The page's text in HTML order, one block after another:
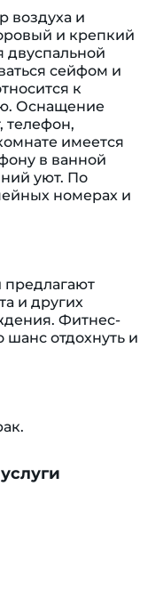
воздуха и
и крепкий
двуспальной
сейфом и
к
Оснащение
телефон,
имеется
в ванной
уют. По
номерах и
предлагают
и других
Фитнес-
шанс отдохнуть и